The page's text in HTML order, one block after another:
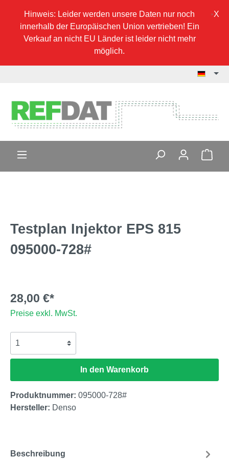
Hinweis: Leider werden unsere Daten nur noch
innerhalb der Europäischen Union vertrieben! Ein
Verkauf an nicht EU Länder ist leider nicht mehr
möglich.
Testplan Injektor EPS 815
095000-728#
28,00 €*
Preise exkl. MwSt.
In den Warenkorb
Produktnummer: 095000-728#
Hersteller: Denso
Beschreibung